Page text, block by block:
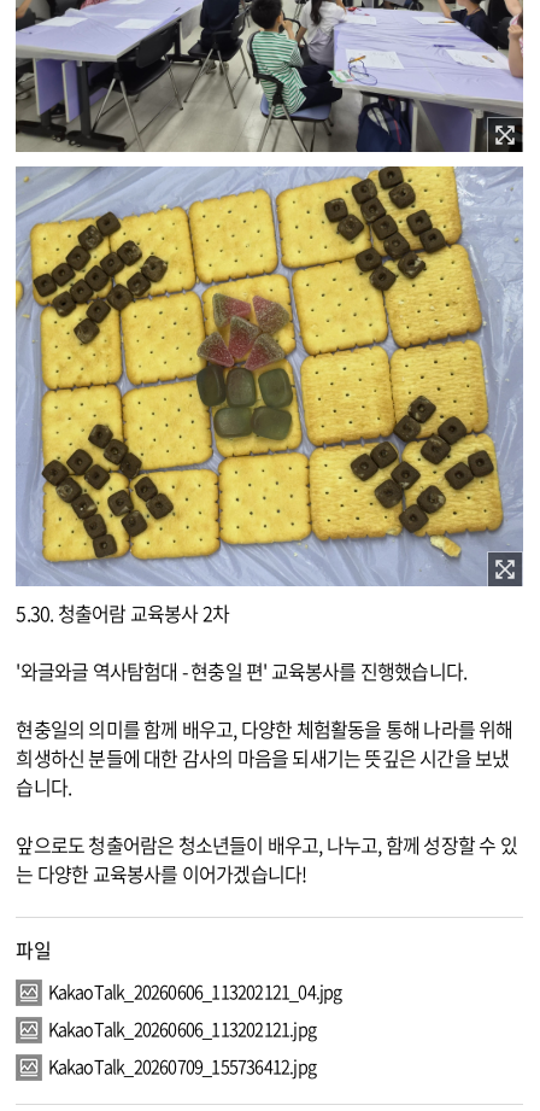
이미지 확대보기
이미지 확대보기
5.30. 청출어람 교육봉사 2차
'와글와글 역사탐험대 - 현충일 편' 교육봉사를 진행했습니다.
현충일의 의미를 함께 배우고, 다양한 체험활동을 통해 나라를 위해
희생하신 분들에 대한 감사의 마음을 되새기는 뜻깊은 시간을 보냈
습니다.
앞으로도 청출어람은 청소년들이 배우고, 나누고, 함께 성장할 수 있
는 다양한 교육봉사를 이어가겠습니다!
파일
KakaoTalk_20260606_113202121_04.jpg
KakaoTalk_20260606_113202121.jpg
KakaoTalk_20260709_155736412.jpg